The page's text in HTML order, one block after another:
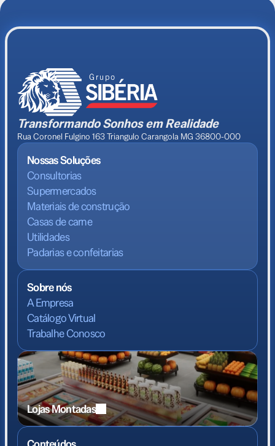
Transformando Sonhos em Realidade
Rua Coronel Fulgino 163 Triangulo Carangola MG 36800-000
Nossas Soluções
Consultorias
Supermercados
Materiais de construção
Casas de carne
Utilidades
Padarias e confeitarias
Sobre nós
A Empresa
Catálogo Virtual
Trabalhe Conosco
Lojas Montadas